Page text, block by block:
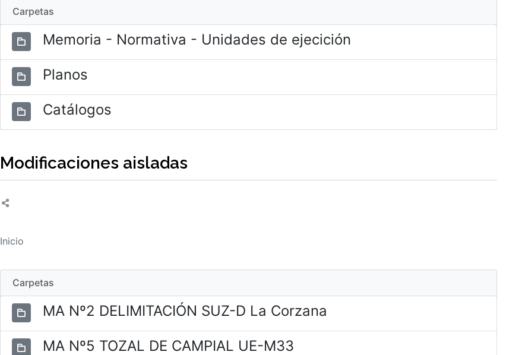
Carpetas
Memoria - Normativa - Unidades de ejecición
Planos
Catálogos
Modificaciones aisladas
Inicio
Carpetas
MA Nº2 DELIMITACIÓN SUZ-D La Corzana
MA Nº5 TOZAL DE CAMPIAL UE-M33